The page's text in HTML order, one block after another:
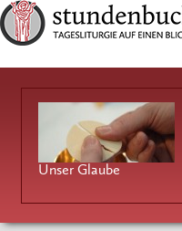
Unser Glaube